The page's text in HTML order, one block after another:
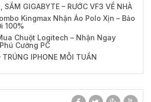
SẮM GIGABYTE – RƯỚC VF3 VỀ NHÀ
Kingmax Nhận Áo Polo Xịn – Bảo
100%
Chuột Logitech – Nhận Ngay
Cường PC
TRÚNG IPHONE MỖI TUẦN